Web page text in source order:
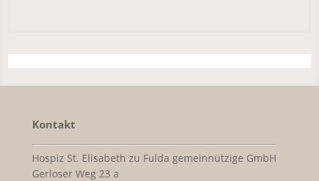
Kontakt
Hospiz St. Elisabeth zu Fulda gemeinnützige GmbH
Gerloser Weg 23 a